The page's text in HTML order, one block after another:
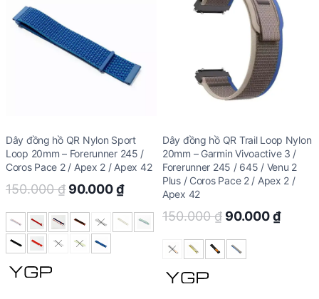
Dây đồng hồ QR Nylon Sport
Loop 20mm – Forerunner 245 /
Coros Pace 2 / Apex 2 / Apex 42
150.000₫ Original
was:
150.000 ₫.
90.000₫Current
is:
90.000 ₫.
Dây đồng hồ QR Trail Loop Nylon
20mm – Garmin Vivoactive 3 /
Forerunner 245 / 645 / Venu 2
Plus / Coros Pace 2 / Apex 2 /
Apex 42
150.000₫ Original
was:
90.000₫